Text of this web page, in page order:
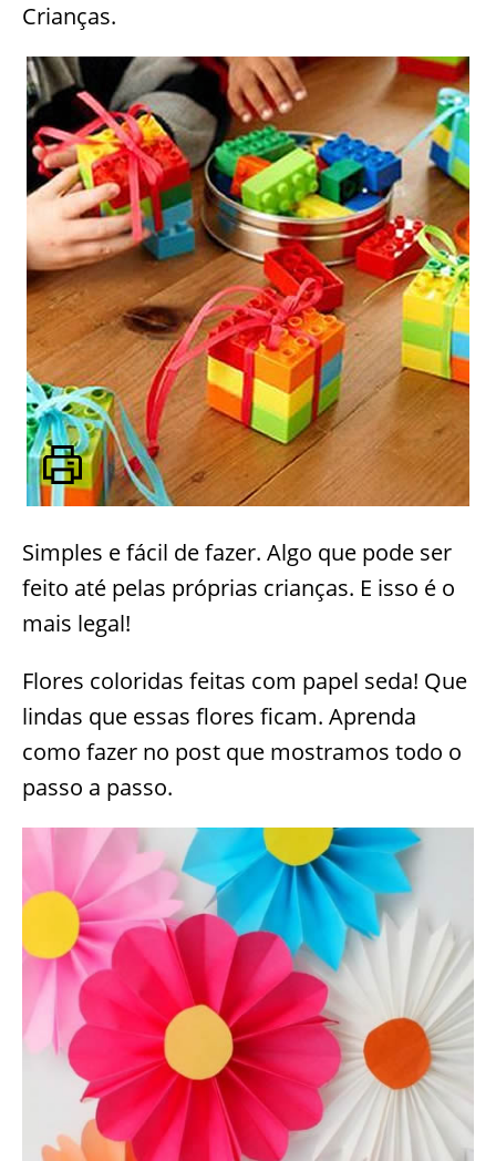
Crianças.
Simples e fácil de fazer. Algo que pode ser
feito até pelas próprias crianças. E isso é o
mais legal!
Flores coloridas feitas com papel seda! Que
lindas que essas flores ficam. Aprenda
como fazer no post que mostramos todo o
passo a passo.